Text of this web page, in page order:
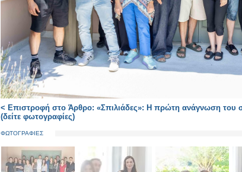
< Επιστροφή στο Άρθρο: «Σπιλιάδες»: Η πρώτη ανάγνωση του
(δείτε φωτογραφίες)
ΦΩΤΟΓΡΑΦΙΕΣ